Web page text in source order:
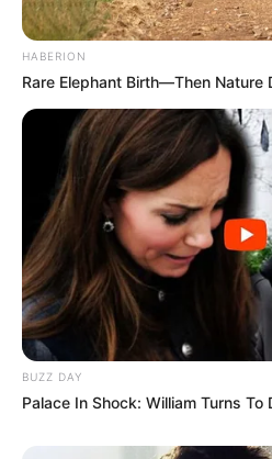
Sammlung haben.
HABERION
Rare Elephant Birth—Then Nature
BUZZ DAY
Palace In Shock: William Turns To